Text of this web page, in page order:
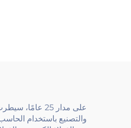
على مدار 25